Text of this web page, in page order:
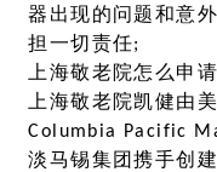
器出现的问题和意
担一切责任;
上海敬老院怎么申
上海敬老院凯健由
Columbia Pacific
淡马锡集团携手创